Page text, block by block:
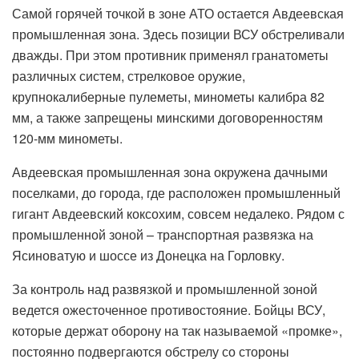
Самой горячей точкой в зоне АТО остается Авдеевская
промышленная зона. Здесь позиции ВСУ обстреливали
дважды. При этом противник применял гранатометы
различных систем, стрелковое оружие,
крупнокалиберные пулеметы, минометы калибра 82
мм, а также запрещены минскими договоренностям
120-мм минометы.
Авдеевская промышленная зона окружена дачными
поселками, до города, где расположен промышленный
гигант Авдеевский коксохим, совсем недалеко. Рядом с
промышленной зоной – транспортная развязка на
Ясиноватую и шоссе из Донецка на Горловку.
За контроль над развязкой и промышленной зоной
ведется ожесточенное противостояние. Бойцы ВСУ,
которые держат оборону на так называемой «промке»,
постоянно подвергаются обстрелу со стороны